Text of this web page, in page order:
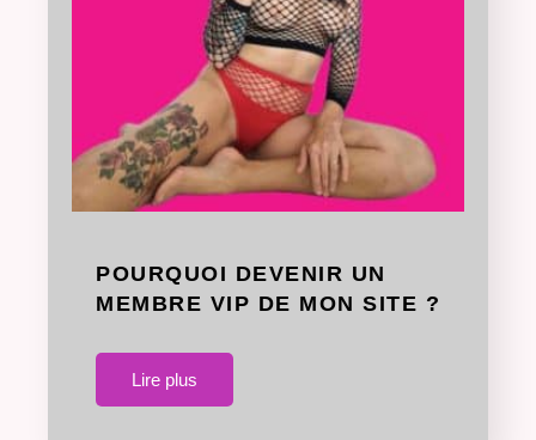
POURQUOI DEVENIR UN
MEMBRE VIP DE MON SITE ?
Lire plus